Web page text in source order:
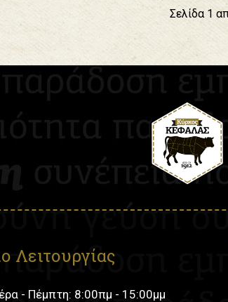
Σελίδα 1
Λειτουργίας
- Πέμπτη: 8:00πμ - 15:00μμ